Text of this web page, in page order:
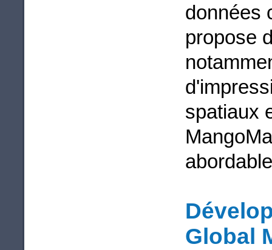
données
propose
spatiaux
Global